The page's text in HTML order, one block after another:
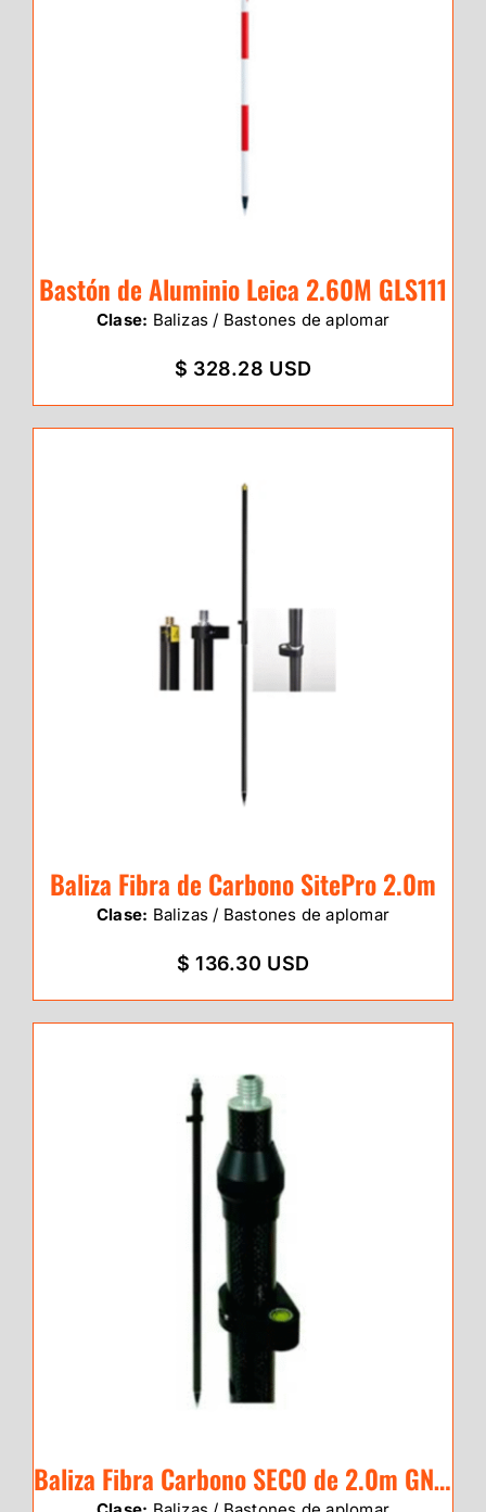
Bastón de Aluminio Leica 2.60M GLS111
Clase: Balizas / Bastones de aplomar
$ 328.28 USD
Baliza Fibra de Carbono SitePro 2.0m
Clase: Balizas / Bastones de aplomar
$ 136.30 USD
Baliza Fibra Carbono SECO de 2.0m GNSS